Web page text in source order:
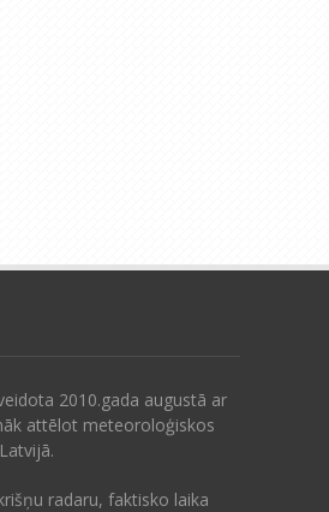
2010.gada augustā ar
attēlot meteoroloģiskos
radaru, faktisko laika